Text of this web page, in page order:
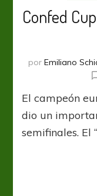
Confed
por Emiliano
El campeón
dio un
semifinales. El